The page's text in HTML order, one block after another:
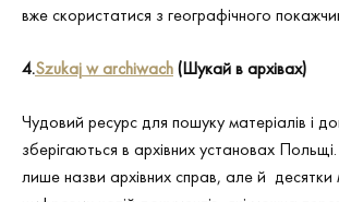
вже скористатися з географічного
4.Szukajw archiwach(Шукай в архівах)
Чудовий ресурс для пошуку матеріалів і
зберігаються в архівних установах
лише назви архівних справ, але й десятки